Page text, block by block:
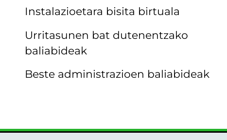
Instalazioetara bisita birtuala
Urritasunen bat dutenentzako
baliabideak
Beste administrazioen baliabideak